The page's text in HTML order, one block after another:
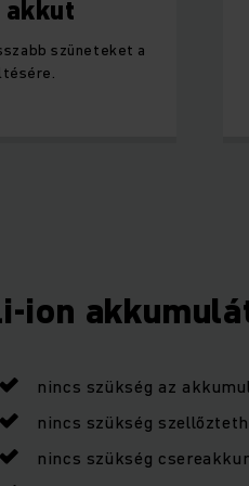
szüneteket a
ion
nincs szükség az
nincs szükség
nincs szükség